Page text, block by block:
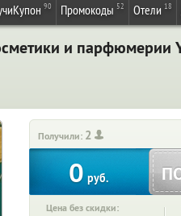
90 Промокоды 52 Отели 18
и парфюмерии
Получили: 2
0 руб.
Цена без скидки: